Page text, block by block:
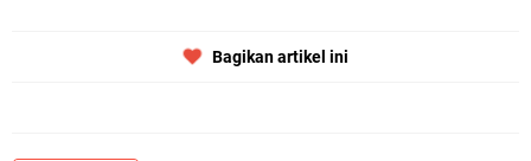
Bagikan artikel ini